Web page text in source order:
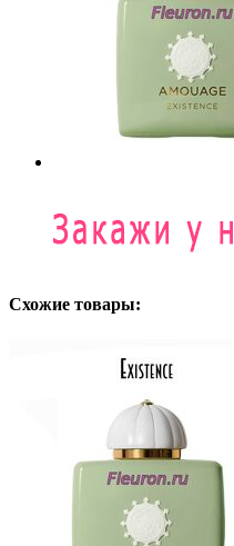
Схожие товары: